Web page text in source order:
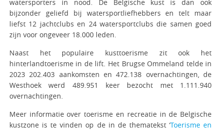
watersporters in nood. De Belgische kust is dan ook
bijzonder geliefd bij watersportliefhebbers en telt maar
liefst 12 jachtclubs en 24 watersportclubs die samen goed
zijn voor ongeveer 18.000 leden.
Naast het populaire kusttoerisme zit ook het
hinterlandtoerisme in de lift. Het Brugse Ommeland telde in
2023 202.403 aankomsten en 472.138 overnachtingen, de
Westhoek werd 489.951 keer bezocht met 1.111.940
overnachtingen.
Meer informatie over toerisme en recreatie in de Belgische
kustzone is te vinden op de in de thematekst ‘Toerisme en